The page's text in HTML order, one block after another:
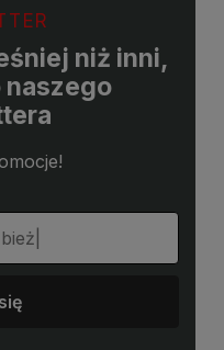
niż inni,
naszego